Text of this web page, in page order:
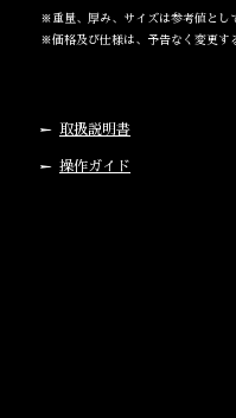
※重量、厚み、サイズは参考値とし
※価格及び仕様は、予告なく変更す
取扱説明書
操作ガイド